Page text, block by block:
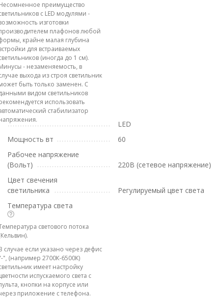
преимущество
с LED модулями -
изготовки
плафонов любой
крайне малая глубина
для встраиваемых
(иногда до 1 см).
- незаменяемость, в
выхода из строя светильник
быть только заменен. С
видом светильников
использовать
стабилизатор
LED
Мощность вт
60
Рабочее напряжение
(Вольт)
220В (сетевое напряжение)
Цвет свечения
светильника
Регулируемый цвет света
Температура света
светового потока
случае если указано через дефис
", (например 2700К-6500К)
имеет настройку
испускаемого света с
кнопки на корпусе или
приложение с телефона.